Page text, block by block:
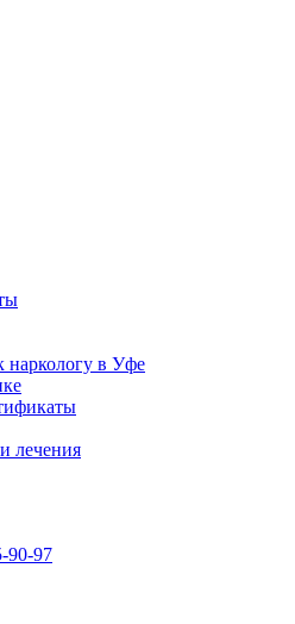
наркологу в Уфе
лечения
90-97